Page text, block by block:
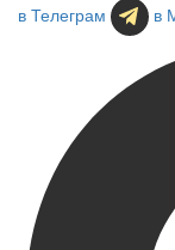
в Телеграм
в